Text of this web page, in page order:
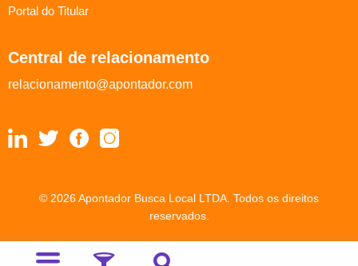
Portal do Titular
Central de relacionamento
relacionamento@apontador.com
© 2026 Apontador Busca Local LTDA. Todos os direitos
reservados.